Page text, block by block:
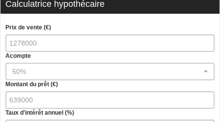
Calculatrice hypothécaire
Prix de vente (€)
Acompte
50%
Montant du prêt (€)
Taux d'intérêt annuel (%)